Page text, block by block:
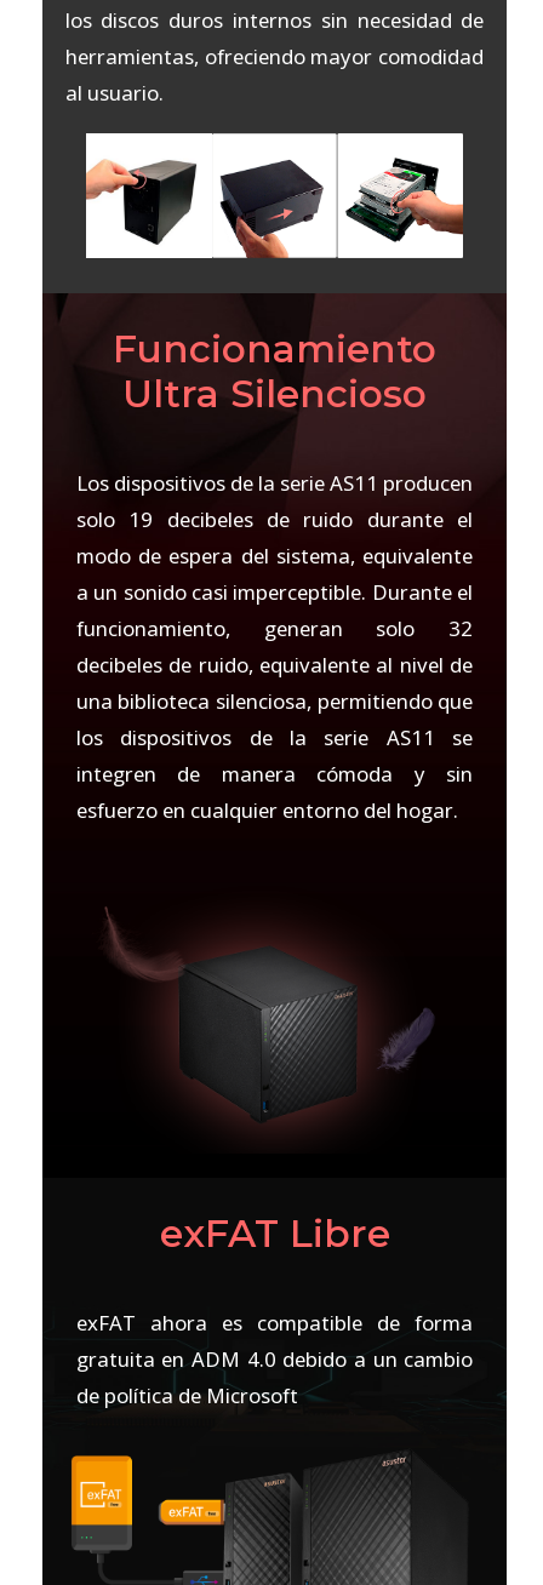
los discos duros internos sin necesidad de
herramientas, ofreciendo mayor comodidad
al usuario.
Funcionamiento
Ultra Silencioso
Los dispositivos de la serie AS11 producen
solo 19 decibeles de ruido durante el
modo de espera del sistema, equivalente
a un sonido casi imperceptible. Durante el
funcionamiento, generan solo 32
decibeles de ruido, equivalente al nivel de
una biblioteca silenciosa, permitiendo que
los dispositivos de la serie AS11 se
integren de manera cómoda y sin
esfuerzo en cualquier entorno del hogar.
exFAT Libre
exFAT ahora es compatible de forma
gratuita en ADM 4.0 debido a un cambio
de política de Microsoft